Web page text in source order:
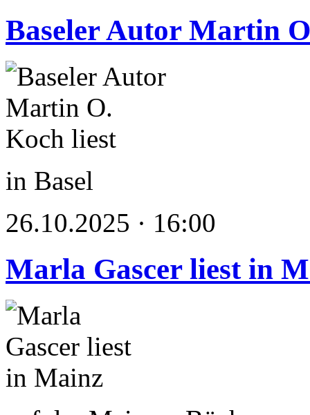
Baseler Autor Martin
in Basel
26.10.2025 · 16:00
Marla Gascer liest in